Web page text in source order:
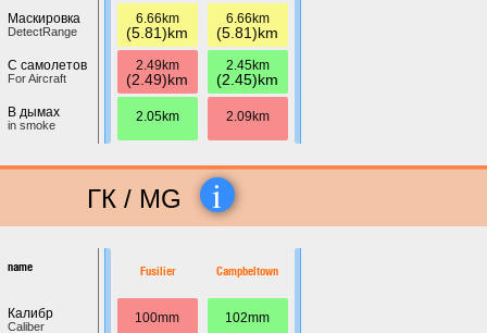
Маскировка
DetectRange
С самолетов
For Aircraft
В дымах
in smoke
6.66km
(5.81)km
2.49km
(2.49)km
2.05km
6.66km
(5.81)km
2.45km
(2.45)km
2.09km
ГК / MG i
name
Калибр
Caliber
Fusilier
100mm
Campbeltown
102mm